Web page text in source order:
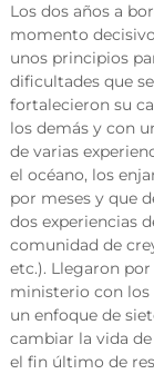
Los dos años a
momento
unos principios
dificultades que
fortalecieron su
los demás y con
de varias
el océano, los
por meses y que
dos experiencias
comunidad de
etc.). Llegaron por
ministerio con los
un enfoque de
cambiar la vida
el fin último de